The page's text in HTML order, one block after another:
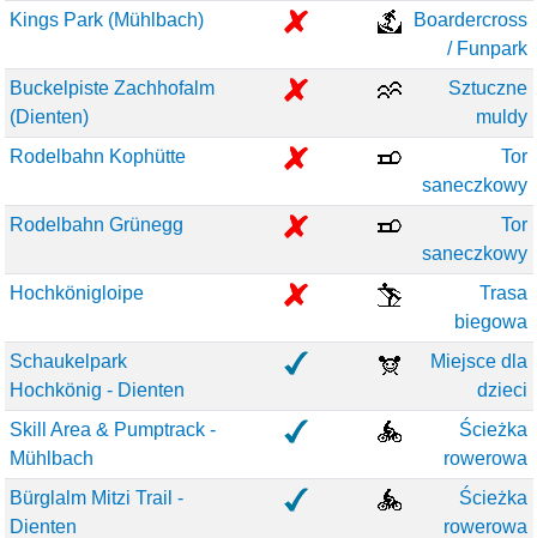
Kings Park (Mühlbach)
Boardercross
/ Funpark
Buckelpiste Zachhofalm
(Dienten)
Sztuczne
muldy
Rodelbahn Kophütte
Tor
saneczkowy
Rodelbahn Grünegg
Tor
saneczkowy
Hochkönigloipe
Trasa
biegowa
Schaukelpark
Hochkönig - Dienten
Miejsce dla
dzieci
Skill Area & Pumptrack -
Mühlbach
Ścieżka
rowerowa
Bürglalm Mitzi Trail -
Dienten
Ścieżka
rowerowa